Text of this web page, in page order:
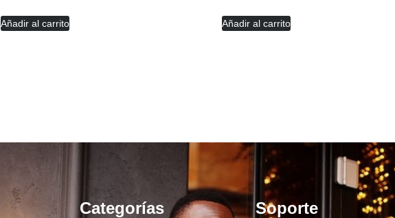
Añadir al carrito Añadir al carrito
Categorías Soporte